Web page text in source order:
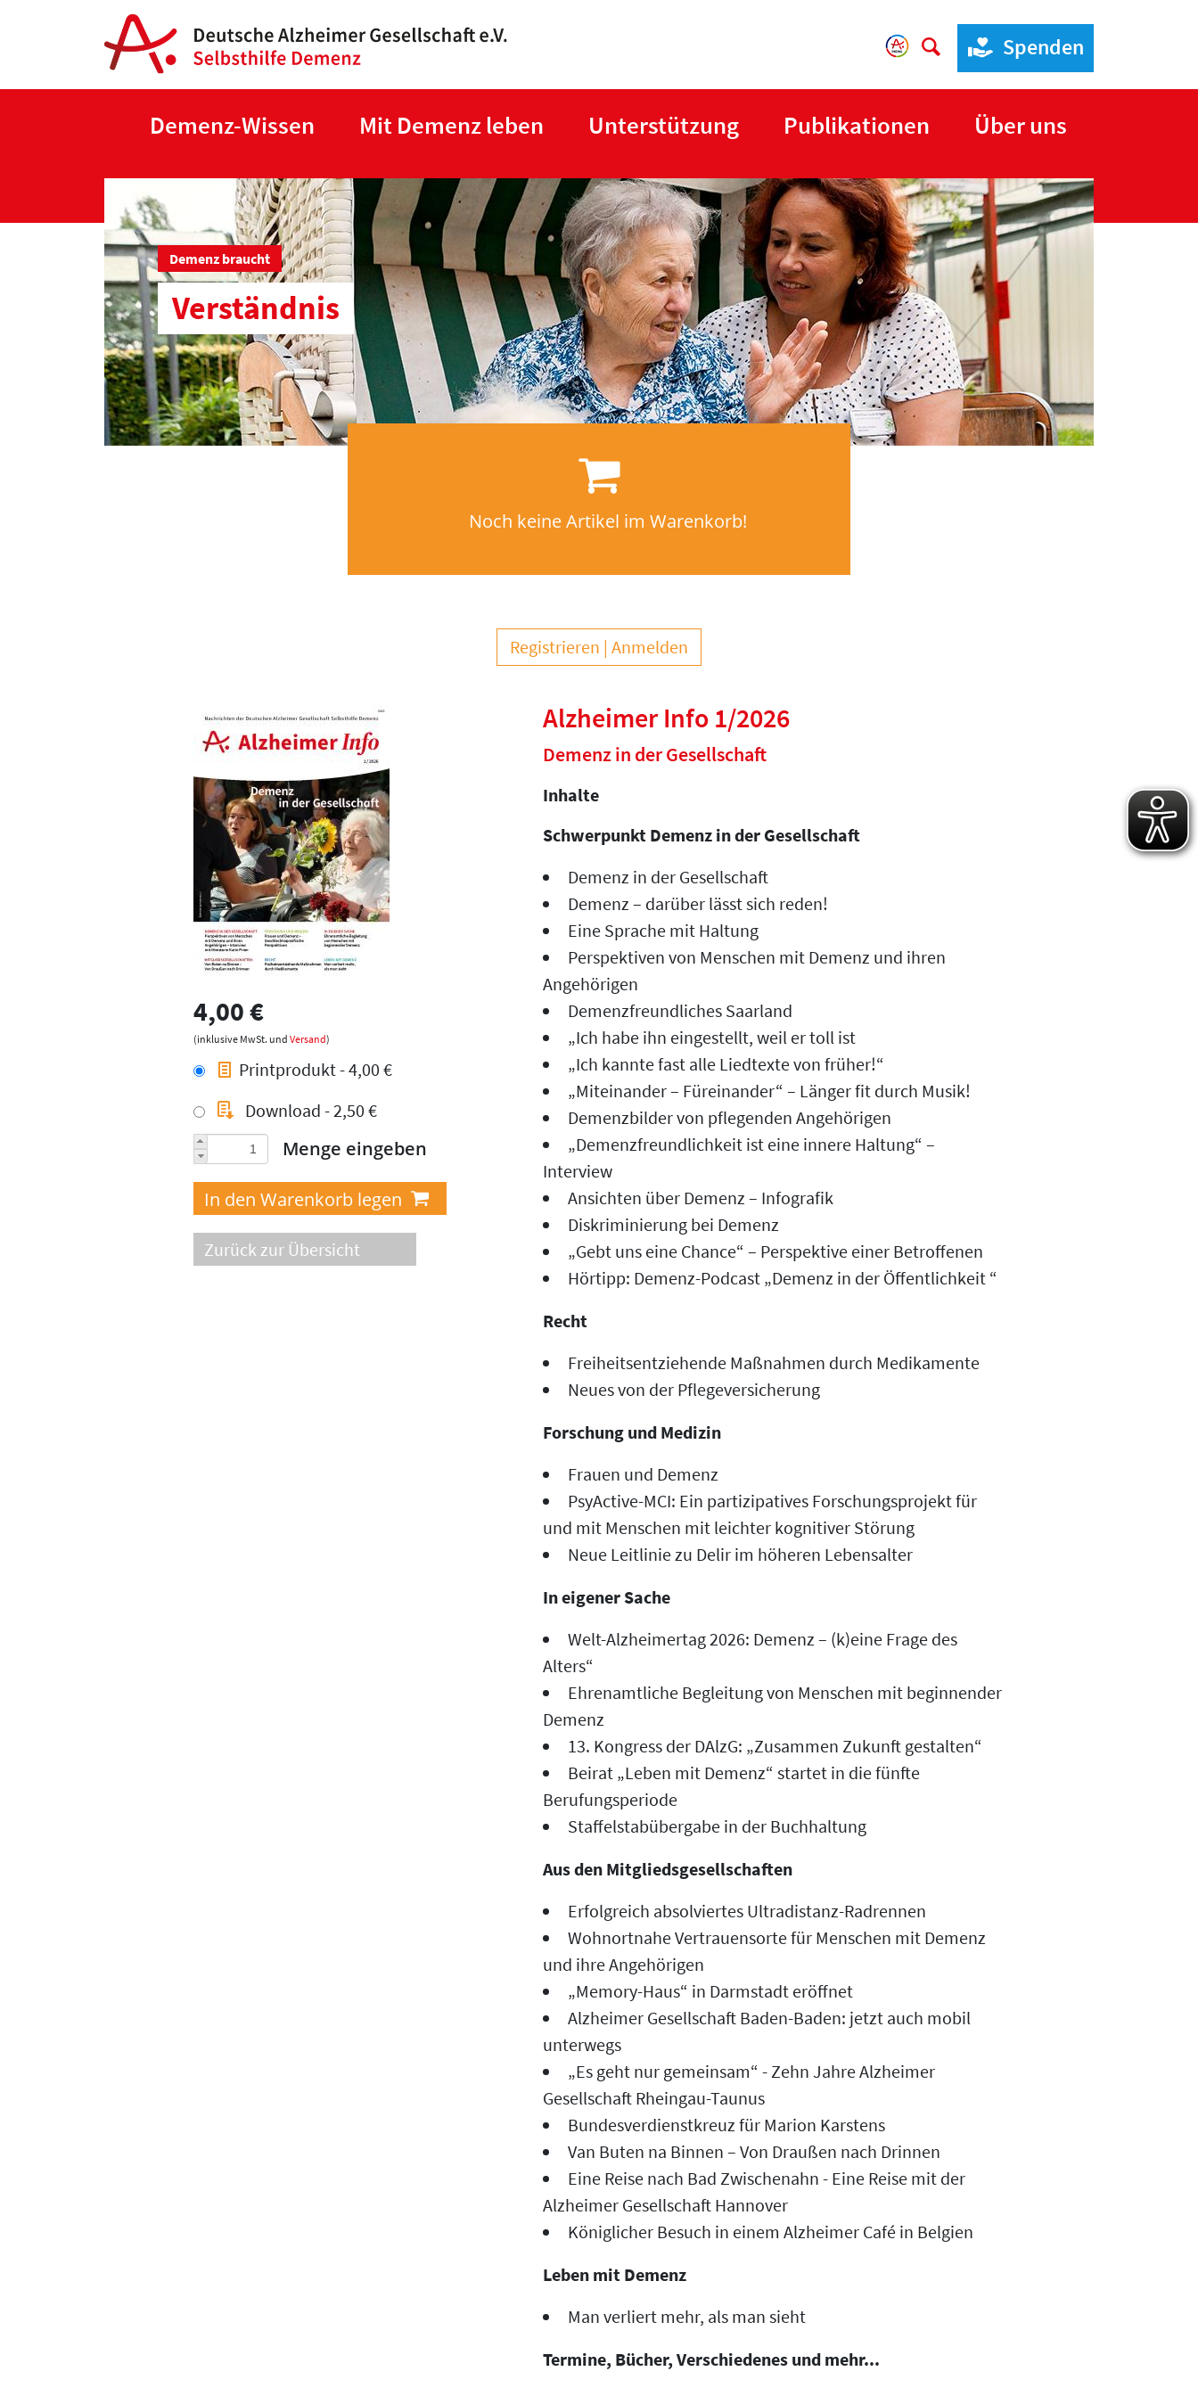
Spenden
Demenz-Wissen Mit Demenz leben Unterstützung Publikationen Über uns
Demenz braucht
Verständnis
Noch keine Artikel im Warenkorb!
Registrieren Anmelden
4,00 €
(inklusive MwSt. und Versand)
Printprodukt - 4,00 €
Download - 2,50 €
Menge eingeben
Zurück zur Übersicht
Alzheimer Info 1/2026
Demenz in der Gesellschaft
Inhalte
Schwerpunkt Demenz in der Gesellschaft
Demenz in der Gesellschaft
Demenz – darüber lässt sich reden!
Eine Sprache mit Haltung
Perspektiven von Menschen mit Demenz und ihren
Angehörigen
Demenzfreundliches Saarland
„Ich habe ihn eingestellt, weil er toll ist
„Ich kannte fast alle Liedtexte von früher!“
„Miteinander – Füreinander“ – Länger fit durch Musik!
Demenzbilder von pflegenden Angehörigen
„Demenzfreundlichkeit ist eine innere Haltung“ –
Interview
Ansichten über Demenz – Infografik
Diskriminierung bei Demenz
„Gebt uns eine Chance“ – Perspektive einer Betroffenen
Hörtipp: Demenz-Podcast „Demenz in der Öffentlichkeit “
Recht
Freiheitsentziehende Maßnahmen durch Medikamente
Neues von der Pflegeversicherung
Forschung und Medizin
Frauen und Demenz
PsyActive-MCI: Ein partizipatives Forschungsprojekt für
und mit Menschen mit leichter kognitiver Störung
Neue Leitlinie zu Delir im höheren Lebensalter
In eigener Sache
Welt-Alzheimertag 2026: Demenz – (k)eine Frage des
Alters“
Ehrenamtliche Begleitung von Menschen mit beginnender
Demenz
13. Kongress der DAlzG: „Zusammen Zukunft gestalten“
Beirat „Leben mit Demenz“ startet in die fünfte
Berufungsperiode
Staffelstabübergabe in der Buchhaltung
Aus den Mitgliedsgesellschaften
Erfolgreich absolviertes Ultradistanz-Radrennen
Wohnortnahe Vertrauensorte für Menschen mit Demenz
und ihre Angehörigen
„Memory-Haus“ in Darmstadt eröffnet
Alzheimer Gesellschaft Baden-Baden: jetzt auch mobil
unterwegs
„Es geht nur gemeinsam“ - Zehn Jahre Alzheimer
Gesellschaft Rheingau-Taunus
Bundesverdienstkreuz für Marion Karstens
Van Buten na Binnen – Von Draußen nach Drinnen
Eine Reise nach Bad Zwischenahn - Eine Reise mit der
Alzheimer Gesellschaft Hannover
Königlicher Besuch in einem Alzheimer Café in Belgien
Leben mit Demenz
Man verliert mehr, als man sieht
Termine, Bücher, Verschiedenes und mehr...